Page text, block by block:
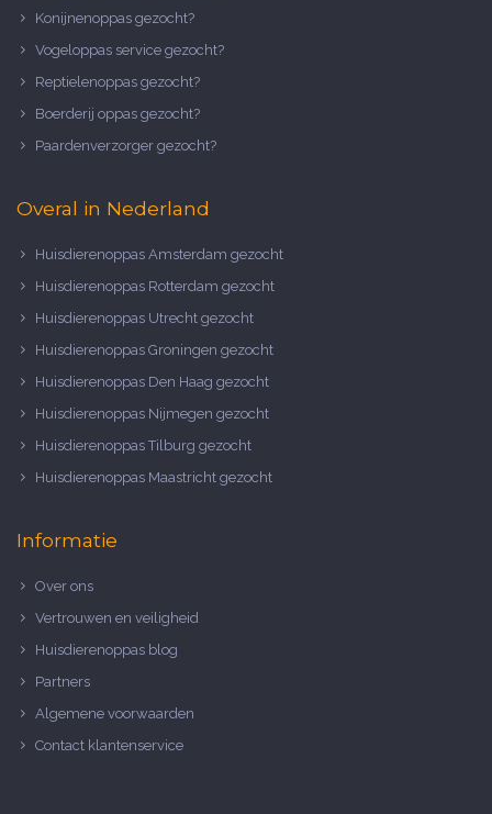
Konijnenoppas gezocht?
Vogeloppas service gezocht?
Reptielenoppas gezocht?
Boerderij oppas gezocht?
Paardenverzorger gezocht?
Overal in Nederland
Huisdierenoppas Amsterdam gezocht
Huisdierenoppas Rotterdam gezocht
Huisdierenoppas Utrecht gezocht
Huisdierenoppas Groningen gezocht
Huisdierenoppas Den Haag gezocht
Huisdierenoppas Nijmegen gezocht
Huisdierenoppas Tilburg gezocht
Huisdierenoppas Maastricht gezocht
Informatie
Over ons
Vertrouwen en veiligheid
Huisdierenoppas blog
Partners
Algemene voorwaarden
Contact klantenservice